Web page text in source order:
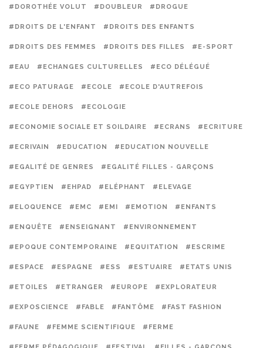
#DOROTHÉE VOLUT #DOUBLEUR #DROGUE
#DROITS DE L'ENFANT #DROITS DES ENFANTS
#DROITS DES FEMMES #DROITS DES FILLES #E-SPORT
#EAU #ECHANGES CULTURELLES #ECO DÉLÉGUÉ
#ECO PATURAGE #ECOLE #ECOLE D'AUTREFOIS
#ECOLE DEHORS #ECOLOGIE
#ECONOMIE SOCIALE ET SOILDAIRE #ECRANS #ECRITURE
#ECRIVAIN #EDUCATION #EDUCATION NOUVELLE
#EGALITÉ DE GENRES #EGALITÉ FILLES - GARÇONS
#EGYPTIEN #EHPAD #ELÉPHANT #ELEVAGE
#ELOQUENCE #EMC #EMI #EMOTION #ENFANTS
#ENQUÊTE #ENSEIGNANT #ENVIRONNEMENT
#EPOQUE CONTEMPORAINE #EQUITATION #ESCRIME
#ESPACE #ESPAGNE #ESS #ESTUAIRE #ETATS UNIS
#ETOILES #ETRANGER #EUROPE #EXPLORATEUR
#EXPOSCIENCE #FABLE #FANTÔME #FAST FASHION
#FAUNE #FEMME SCIENTIFIQUE #FERME